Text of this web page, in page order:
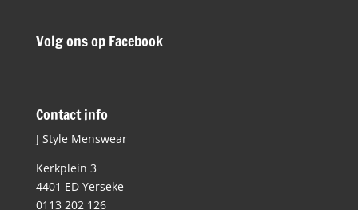
Volg ons op Facebook
Contact info
J Style Menswear
Kerkplein 3
4401 ED Yerseke
0113 202 126